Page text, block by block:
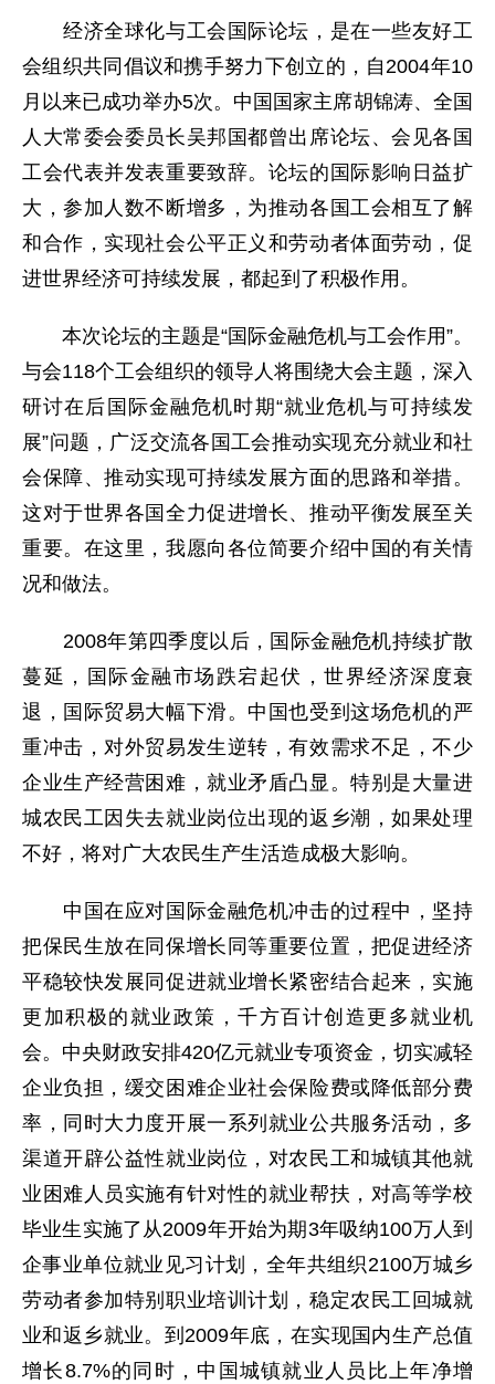
经济全球化与工会国际论坛，是在一些友好工
会组织共同倡议和携手努力下创立的，自2004年10
月以来已成功举办5次。中国国家主席胡锦涛、全国
人大常委会委员长吴邦国都曾出席论坛、会见各国
工会代表并发表重要致辞。论坛的国际影响日益扩
大，参加人数不断增多，为推动各国工会相互了解
和合作，实现社会公平正义和劳动者体面劳动，促
进世界经济可持续发展，都起到了积极作用。
本次论坛的主题是“国际金融危机与工会作用”。
与会118个工会组织的领导人将围绕大会主题，深入
研讨在后国际金融危机时期“就业危机与可持续发
展”问题，广泛交流各国工会推动实现充分就业和社
会保障、推动实现可持续发展方面的思路和举措。
这对于世界各国全力促进增长、推动平衡发展至关
重要。在这里，我愿向各位简要介绍中国的有关情
况和做法。
2008年第四季度以后，国际金融危机持续扩散
蔓延，国际金融市场跌宕起伏，世界经济深度衰
退，国际贸易大幅下滑。中国也受到这场危机的严
重冲击，对外贸易发生逆转，有效需求不足，不少
企业生产经营困难，就业矛盾凸显。特别是大量进
城农民工因失去就业岗位出现的返乡潮，如果处理
不好，将对广大农民生产生活造成极大影响。
中国在应对国际金融危机冲击的过程中，坚持
把保民生放在同保增长同等重要位置，把促进经济
平稳较快发展同促进就业增长紧密结合起来，实施
更加积极的就业政策，千方百计创造更多就业机
会。中央财政安排420亿元就业专项资金，切实减轻
企业负担，缓交困难企业社会保险费或降低部分费
率，同时大力度开展一系列就业公共服务活动，多
渠道开辟公益性就业岗位，对农民工和城镇其他就
业困难人员实施有针对性的就业帮扶，对高等学校
毕业生实施了从2009年开始为期3年吸纳100万人到
企事业单位就业见习计划，全年共组织2100万城乡
劳动者参加特别职业培训计划，稳定农民工回城就
业和返乡就业。到2009年底，在实现国内生产总值
增长8.7%的同时，中国城镇就业人员比上年净增